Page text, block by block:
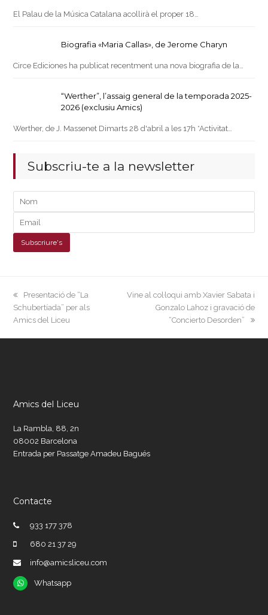
El Palau de la Música Catalana acollirà el proper 18…
Biografia «Maria Callas», de Jerome Charyn
Circe Ediciones ha publicat recentment una nova biografia de la…
“Werther”, l’assaig general de la temporada 2025-
2026 (exclusiu Amics)
Werther, de J. Massenet Dimarts 28 d'abril a les 17h *Activitat…
Subscriu-te a la newsletter
previous
post:
Presentació de “La
Schubertíada” per als
Amics del Liceu
next
Vine al col·loqui amb Xavier Sabata i
Gonzalo Lahoz i gravació de
“Concierto Desorden”
Amics del Liceu
La Rambla, 88, 2n
08002 Barcelona
Entrada per Passatge Amadeu Bagués
Contacte
933 177 378
680 21 37 29
info@amicsliceu.com
Whatsapp
Whatsapp